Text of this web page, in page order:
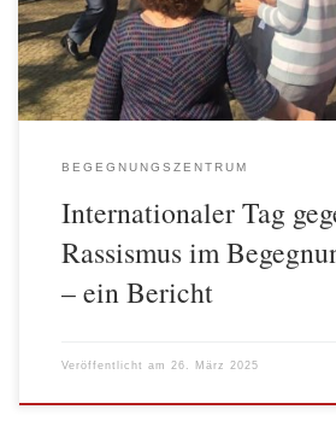
zuversichtliche,
BEGEGNUNGSZENTRUM
Internationaler Tag
Rassismus im
– ein Bericht
Veröffentlicht am 26. März 2025